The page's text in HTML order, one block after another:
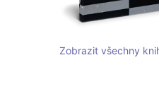
Zobrazit všechny